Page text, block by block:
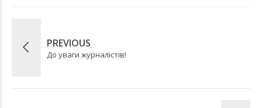
PREVIOUS
До уваги журналістів!